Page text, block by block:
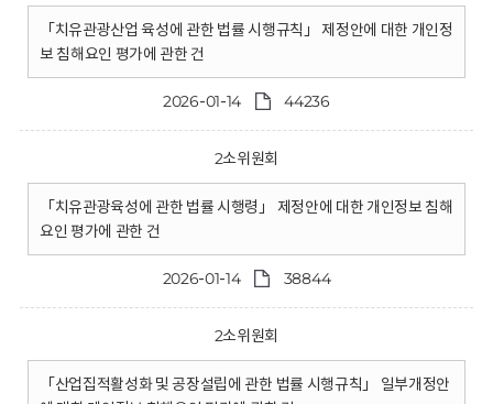
「치유관광산업 육성에 관한 법률 시행규칙」 제정안에 대한 개인정
보 침해요인 평가에 관한 건
2026-01-14 44236
2소위원회
「치유관광육성에 관한 법률 시행령」 제정안에 대한 개인정보 침해
요인 평가에 관한 건
2026-01-14 38844
2소위원회
「산업집적활성화 및 공장설립에 관한 법률 시행규칙」 일부개정안